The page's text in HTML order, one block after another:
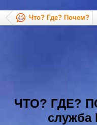
Что? Где? Почем?
ЧТО? ГДЕ?
служба